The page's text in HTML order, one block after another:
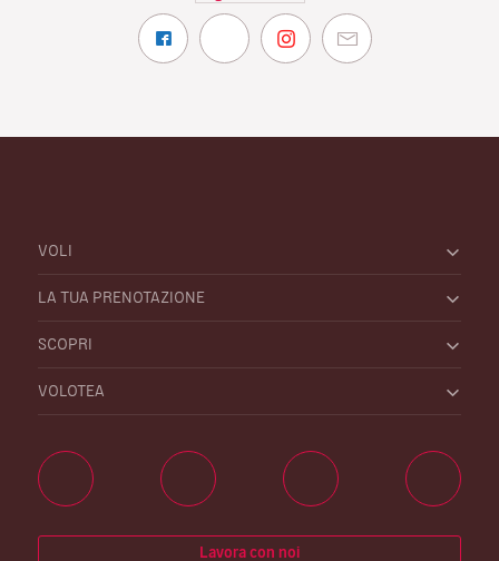
VOLI
LA TUA PRENOTAZIONE
SCOPRI
VOLOTEA
Lavora con noi